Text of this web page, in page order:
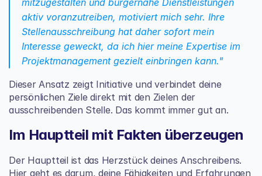
mitzugestalten und bürgernahe Dienstleistungen
aktiv voranzutreiben, motiviert mich sehr. Ihre
Stellenausschreibung hat daher sofort mein
Interesse geweckt, da ich hier meine Expertise im
Projektmanagement gezielt einbringen kann."
Dieser Ansatz zeigt Initiative und verbindet deine
persönlichen Ziele direkt mit den Zielen der
ausschreibenden Stelle. Das kommt immer gut an.
Im Hauptteil mit Fakten überzeugen
Der Hauptteil ist das Herzstück deines Anschreibens.
Hier geht es darum, deine Fähigkeiten und Erfahrungen